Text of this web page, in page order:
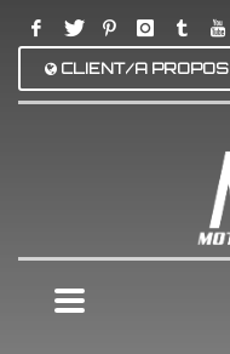
CLIENT/A PROPOS